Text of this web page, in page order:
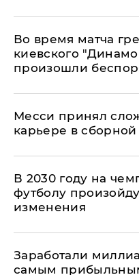
Во время матча
киевского
произошли
Месси принял
карьере в
В 2030 году на
футболу
изменения
Заработали
самым